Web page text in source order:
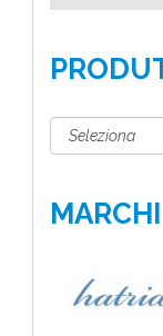
MARCHI